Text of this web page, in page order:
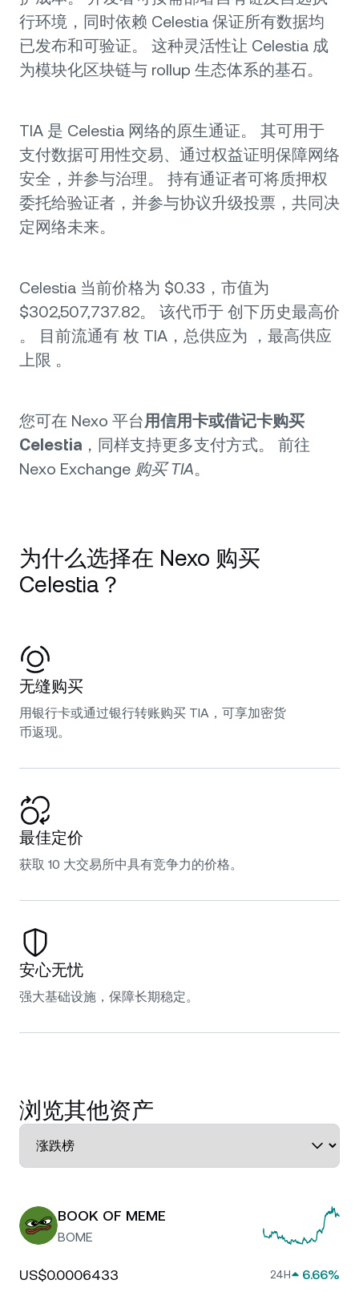
行环境，同时依赖 Celestia 保证所有数据均
已发布和可验证。 这种灵活性让 Celestia 成
为模块化区块链与 rollup 生态体系的基石。
TIA 是 Celestia 网络的原生通证。 其可用于
支付数据可用性交易、通过权益证明保障网络
安全，并参与治理。 持有通证者可将质押权
委托给验证者，并参与协议升级投票，共同决
定网络未来。
Celestia 当前价格为 $0.33，市值为
$302,507,737.82。 该代币于 创下历史最高价
。 目前流通有 枚 TIA，总供应为 ，最高供应
上限 。
您可在 Nexo 平台用信用卡或借记卡购买
Celestia ，同样支持更多支付方式。 前往
Nexo Exchange 购买 TIA。
为什么选择在 Nexo 购买
Celestia？
无缝购买
用银行卡或通过银行转账购买 TIA，可享加密货
币返现。
最佳定价
获取 10 大交易所中具有竞争力的价格。
安心无忧
强大基础设施，保障长期稳定。
浏览其他资产
BOOK OF MEME
BOME
US$0.0006433 24H 6.66%